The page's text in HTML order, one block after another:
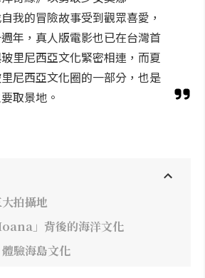
自我的冒險故事受到觀眾喜愛，
年，真人版電影也已在台灣首
里尼西亞文化緊密相連，而夏
尼西亞文化圈的一部分，也是
取景地。
拍攝地
」背後的海洋文化
驗海島文化